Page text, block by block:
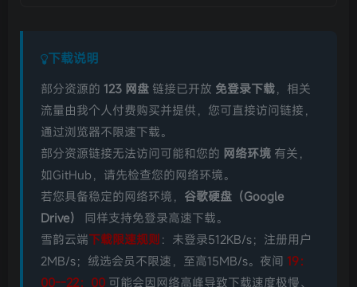
下载说明
部分资源的 123 网盘 链接已开放 免登录下载，相关
流量由我个人付费购买并提供，您可直接访问链接，
通过浏览器不限速下载。
部分资源链接无法访问可能和您的 网络环境 有关，
如GitHub，请先检查您的网络环境。
若您具备稳定的网络环境， 谷歌硬盘（Google
Drive）
同样支持免登录高速下载。
雪韵云端下载限速规则 ：未登录512KB/s；注册用户
2MB/s；绒选会员不限速，至高15MB/s。夜间 19：
00--22：00 可能会因网络高峰导致下载速度极慢、